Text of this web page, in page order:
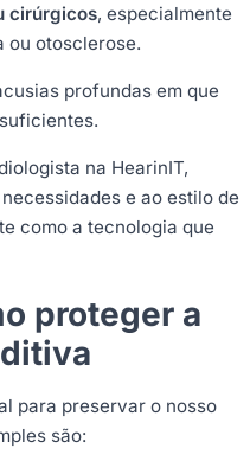
cirúrgicos, especialmente
ou otosclerose.
profundas em que
na HearinIT,
e ao estilo de
como a tecnologia que
proteger a
para preservar o nosso
são: